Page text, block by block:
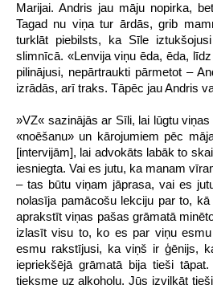
Marijai. Andris jau māju nopirka,
Tagad nu viņa tur ārdās, grib
turklāt piebilsts, ka Sīle
slimnīcā. «Lenvija viņu ēda, ēda,
pilinājusi, nepārtraukti pārmetot –
izrādās, arī traks. Tāpēc jau Andris
»VZ« sazinājās ar Sīli, lai lūgtu
«noēšanu» un kārojumiem pēc
[intervijām], lai advokāts labāk to
iesniegta. Vai es jutu, ka manam
– tas būtu viņam jāprasa, vai es
nolasīja pamācošu lekciju par to,
aprakstīt viņas pašas grāmatā
izlasīt visu to, ko es par viņu
esmu rakstījusi, ka viņš ir ģēnijs,
iepriekšējā grāmatā bija tieši
tieksme uz alkoholu. Jūs izvilkāt